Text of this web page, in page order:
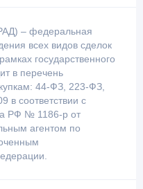
– федеральная
всех видов сделок
государственного
в перечень
44-ФЗ, 223-ФЗ,
соответствии с
РФ № 1186-р от
агентом по